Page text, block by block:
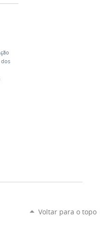
dos
Voltar para o topo